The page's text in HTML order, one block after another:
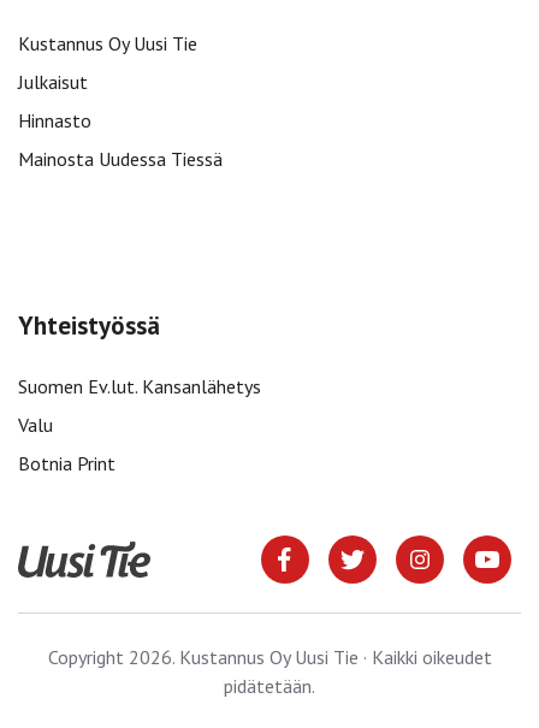
Kustannus Oy Uusi Tie
Julkaisut
Hinnasto
Mainosta Uudessa Tiessä
Yhteistyössä
Suomen Ev.lut. Kansanlähetys
Valu
Botnia Print
Copyright 2026. Kustannus Oy Uusi Tie · Kaikki oikeudet
pidätetään.